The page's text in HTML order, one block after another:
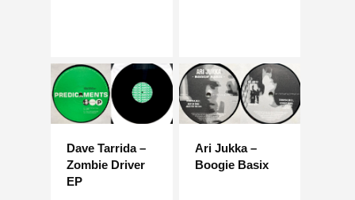
Dave Tarrida –
Zombie Driver
EP
Ari Jukka –
Boogie Basix